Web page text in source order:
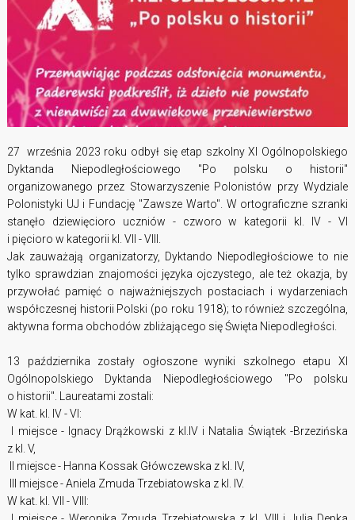
27 września 2023 roku odbył się etap szkolny XI Ogólnopolskiego
Dyktanda Niepodległościowego "Po polsku o historii"
organizowanego przez Stowarzyszenie Polonistów przy Wydziale
Polonistyki UJ i Fundację "Zawsze Warto". W ortograficzne szranki
stanęło dziewięcioro uczniów - czworo w kategorii kl. IV - VI
i pięcioro w kategorii kl. VII - VIII.
Jak zauważają organizatorzy, Dyktando Niepodległościowe to nie
tylko sprawdzian znajomości języka ojczystego, ale też okazja, by
przywołać pamięć o najważniejszych postaciach i wydarzeniach
współczesnej historii Polski (po roku 1918); to również szczególna,
aktywna forma obchodów zbliżającego się Święta Niepodległości.
13 października zostały ogłoszone wyniki szkolnego etapu XI
Ogólnopolskiego Dyktanda Niepodległościowego "Po polsku
o historii". Laureatami zostali:
W kat. kl. IV - VI:
I miejsce - Ignacy Drążkowski z kl.IV i Natalia Świątek -Brzezińska
z kl. V,
II miejsce - Hanna Kossak Główczewska z kl. IV,
III miejsce - Aniela Zmuda Trzebiatowska z kl. IV.
W kat. kl. VII - VIII: